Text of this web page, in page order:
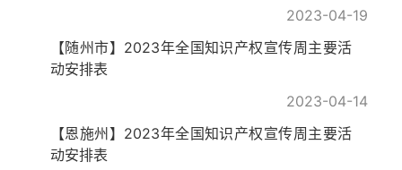
2023-04-19
【随州市】2023年全国知识产权宣传周主要活
动安排表
2023-04-14
【恩施州】2023年全国知识产权宣传周主要活
动安排表